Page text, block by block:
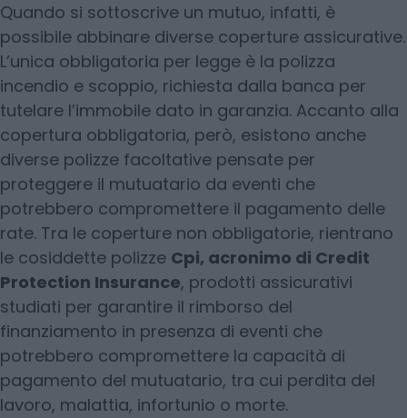
Quando si sottoscrive un mutuo, infatti, è
possibile abbinare diverse coperture assicurative.
L’unica obbligatoria per legge è la polizza
incendio e scoppio, richiesta dalla banca per
tutelare l’immobile dato in garanzia. Accanto alla
copertura obbligatoria, però, esistono anche
diverse polizze facoltative pensate per
proteggere il mutuatario da eventi che
potrebbero compromettere il pagamento delle
rate. Tra le coperture non obbligatorie, rientrano
le cosiddette polizze Cpi, acronimo di Credit
Protection Insurance, prodotti assicurativi
studiati per garantire il rimborso del
finanziamento in presenza di eventi che
potrebbero compromettere la capacità di
pagamento del mutuatario, tra cui perdita del
lavoro, malattia, infortunio o morte.